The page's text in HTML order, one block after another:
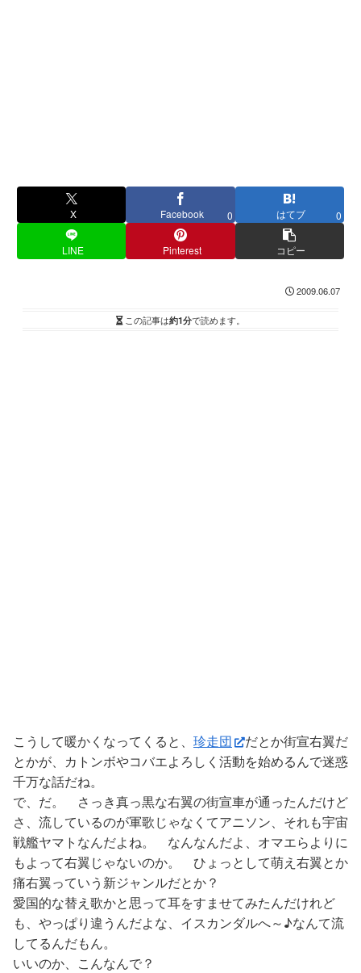
X Facebook 0 はてブ 0
LINE Pinterest コピー
2009.06.07
この記事は約1分で読めます。
こうして暖かくなってくると、 珍走団
だとか街宣右翼だ
とかが、カトンボやコバエよろしく活動を始めるんで迷惑
千万な話だね。
で、だ。 さっき真っ黒な右翼の街宣車が通ったんだけど
さ、流しているのが軍歌じゃなくてアニソン、それも宇宙
戦艦ヤマトなんだよね。 なんなんだよ、オマエらよりに
もよって右翼じゃないのか。 ひょっとして萌え右翼とか
痛右翼っていう新ジャンルだとか？
愛国的な替え歌かと思って耳をすませてみたんだけれど
も、やっぱり違うんだよな、イスカンダルへ～♪なんて流
してるんだもん。
いいのか、こんなんで？